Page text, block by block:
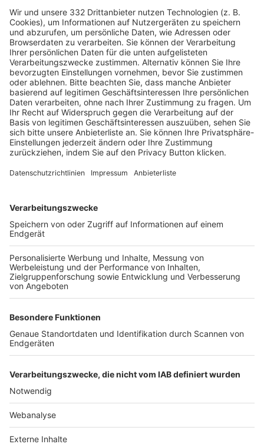
HÄUFIG BESUCHTE SEITEN
Pässe und Vereinswechsel
Trainerausbildung
Schulungsangebot Vereinsmitarbeiter
BFV-Geschäftsstellen
Trainerbörse
Login SpielPlus
FOLGE DEM BFV
TOP-VEREINE
TOP-PARTNER
Nutzungsbedingungen Datenschutz Impressum